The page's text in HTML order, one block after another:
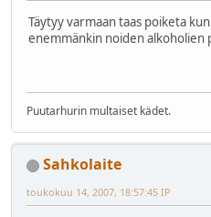
Täytyy varmaan taas poiketa
enemmänkin noiden alkoholien
Puutarhurin multaiset kädet.
Sahkolaite
toukokuu 14, 2007, 18:57:45 IP